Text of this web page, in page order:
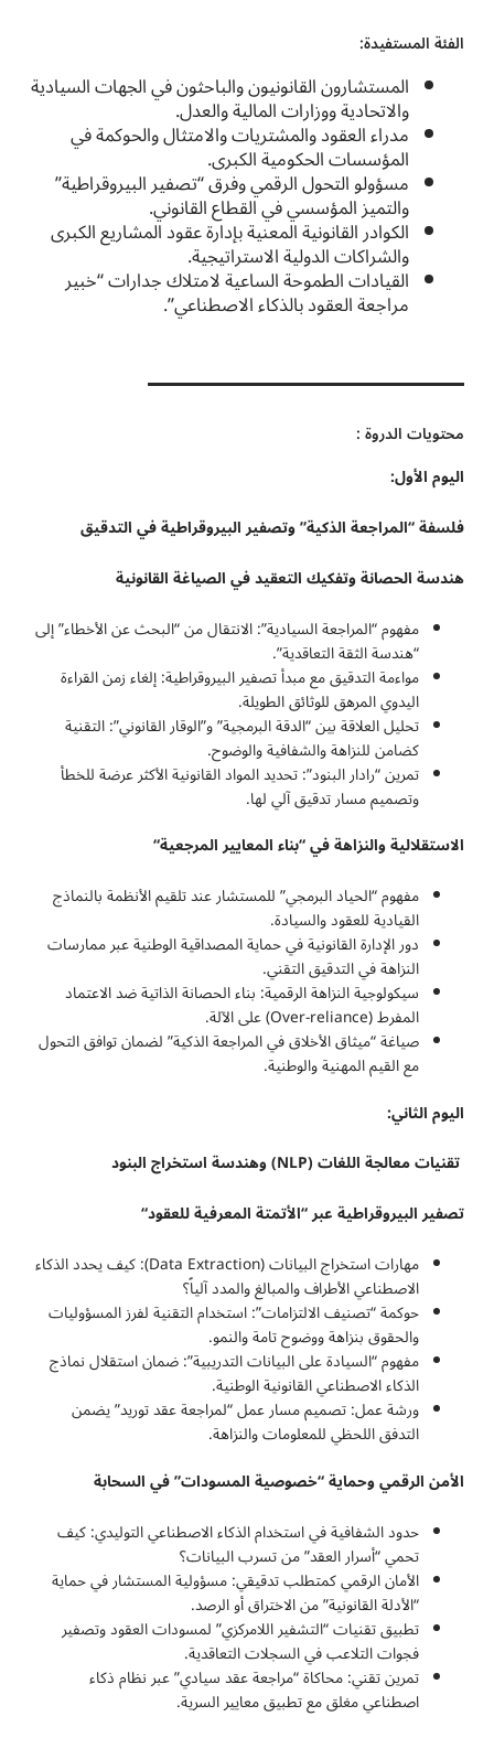
الفئة المستفيدة:
المستشارون القانونيون والباحثون في الجهات السيادية
والاتحادية ووزارات المالية والعدل.
مدراء العقود والمشتريات والامتثال والحوكمة في
المؤسسات الحكومية الكبرى.
مسؤولو التحول الرقمي وفرق “تصفير البيروقراطية”
والتميز المؤسسي في القطاع القانوني.
الكوادر القانونية المعنية بإدارة عقود المشاريع الكبرى
والشراكات الدولية الاستراتيجية.
القيادات الطموحة الساعية لامتلاك جدارات “خبير
مراجعة العقود بالذكاء الاصطناعي”.
محتويات الدروة :
اليوم الأول:
فلسفة “المراجعة الذكية” وتصفير البيروقراطية في التدقيق
هندسة الحصانة وتفكيك التعقيد في الصياغة القانونية
مفهوم “المراجعة السيادية”: الانتقال من “البحث عن الأخطاء” إلى
“هندسة الثقة التعاقدية”.
مواءمة التدقيق مع مبدأ تصفير البيروقراطية: إلغاء زمن القراءة
اليدوي المرهق للوثائق الطويلة.
تحليل العلاقة بين “الدقة البرمجية” و”الوقار القانوني”: التقنية
كضامن للنزاهة والشفافية والوضوح.
تمرين “رادار البنود”: تحديد المواد القانونية الأكثر عرضة للخطأ
وتصميم مسار تدقيق آلي لها.
الاستقلالية والنزاهة في “بناء المعايير المرجعية“
مفهوم “الحياد البرمجي” للمستشار عند تلقيم الأنظمة بالنماذج
القيادية للعقود والسيادة.
دور الإدارة القانونية في حماية المصداقية الوطنية عبر ممارسات
النزاهة في التدقيق التقني.
سيكولوجية النزاهة الرقمية: بناء الحصانة الذاتية ضد الاعتماد
المفرط (Over-reliance) على الآلة.
صياغة “ميثاق الأخلاق في المراجعة الذكية” لضمان توافق التحول
مع القيم المهنية والوطنية.
اليوم الثاني:
تقنيات معالجة اللغات(NLP)
وهندسة استخراج البنود
تصفير البيروقراطية عبر “الأتمتة المعرفية للعقود“
مهارات استخراج البيانات (Data Extraction): كيف يحدد الذكاء
الاصطناعي الأطراف والمبالغ والمدد آلياً؟
حوكمة “تصنيف الالتزامات”: استخدام التقنية لفرز المسؤوليات
والحقوق بنزاهة ووضوح تامة والنمو.
مفهوم “السيادة على البيانات التدريبية”: ضمان استقلال نماذج
الذكاء الاصطناعي القانونية الوطنية.
ورشة عمل: تصميم مسار عمل “لمراجعة عقد توريد” يضمن
التدفق اللحظي للمعلومات والنزاهة.
الأمن الرقمي وحماية “خصوصية المسودات” في السحابة
حدود الشفافية في استخدام الذكاء الاصطناعي التوليدي: كيف
تحمي “أسرار العقد” من تسرب البيانات؟
الأمان الرقمي كمتطلب تدقيقي: مسؤولية المستشار في حماية
“الأدلة القانونية” من الاختراق أو الرصد.
تطبيق تقنيات “التشفير اللامركزي” لمسودات العقود وتصفير
فجوات التلاعب في السجلات التعاقدية.
تمرين تقني: محاكاة “مراجعة عقد سيادي” عبر نظام ذكاء
اصطناعي مغلق مع تطبيق معايير السرية.